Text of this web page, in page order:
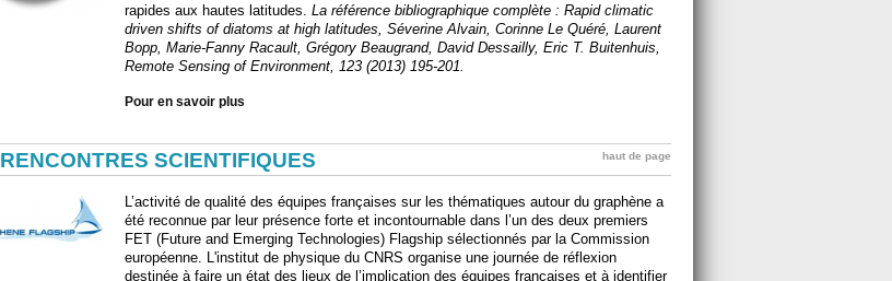
rapides aux hautes latitudes. La référence bibliographique complète : Rapid climatic
driven shifts of diatoms at high latitudes, Séverine Alvain, Corinne Le Quéré, Laurent
Bopp, Marie-Fanny Racault, Grégory Beaugrand, David Dessailly, Eric T. Buitenhuis,
Remote Sensing of Environment, 123 (2013) 195-201.
Pour en savoir plus
RENCONTRES SCIENTIFIQUES haut de page
L’activité de qualité des équipes françaises sur les thématiques autour du graphène a
été reconnue par leur présence forte et incontournable dans l’un des deux premiers
FET (Future and Emerging Technologies) Flagship sélectionnés par la Commission
européenne. L'institut de physique du CNRS organise une journée de réflexion
destinée à faire un état des lieux de l’implication des équipes françaises et à identifier